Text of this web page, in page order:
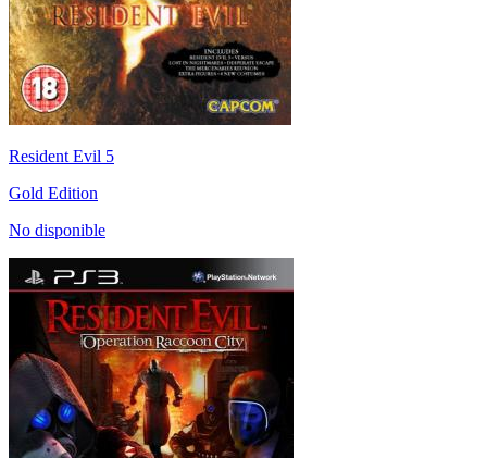
Resident Evil 5
Gold Edition
No disponible